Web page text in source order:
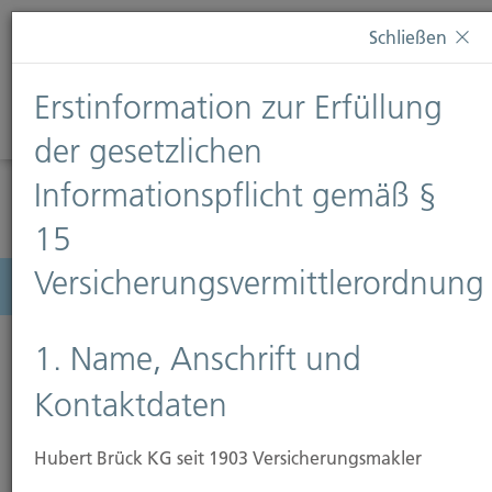
Diese Webseite verwendet Cookies. Wenn Sie weiterhin
Informationen finden Sie auf unserer SeiteDatenschutz
Diese Nachricht nicht erneut anzeigen
Menü
Wohngebäudeversicherung
Schließen
Erstinformation zur Erfüllung
der gesetzlichen
Informationspflicht gemäß §
15
Versicherungsvermittlerordnung
1. Name, Anschrift und
Kontaktdaten
Hubert Brück KG seit 1903 Versicherungsmakler